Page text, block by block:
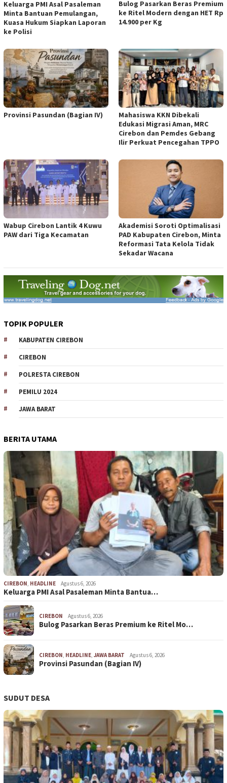
Keluarga PMI Asal Pasaleman
Minta Bantuan Pemulangan,
Kuasa Hukum Siapkan Laporan
ke Polisi
Bulog Pasarkan Beras Premium
ke Ritel Modern dengan HET Rp
14.900 per Kg
Provinsi Pasundan (Bagian IV)
Mahasiswa KKN Dibekali
Edukasi Migrasi Aman, MRC
Cirebon dan Pemdes Gebang
Ilir Perkuat Pencegahan TPPO
Wabup Cirebon Lantik 4 Kuwu
PAW dari Tiga Kecamatan
Akademisi Soroti Optimalisasi
PAD Kabupaten Cirebon, Minta
Reformasi Tata Kelola Tidak
Sekadar Wacana
TOPIK POPULER
KABUPATEN CIREBON
CIREBON
POLRESTA CIREBON
PEMILU 2024
JAWA BARAT
BERITA UTAMA
CIREBON, HEADLINE Agustus 6, 2026
Keluarga PMI Asal Pasaleman Minta Bantua…
CIREBON Agustus 6, 2026
Bulog Pasarkan Beras Premium ke Ritel Mo…
CIREBON, HEADLINE, JAWA BARAT Agustus 6, 2026
Provinsi Pasundan (Bagian IV)
SUDUT DESA